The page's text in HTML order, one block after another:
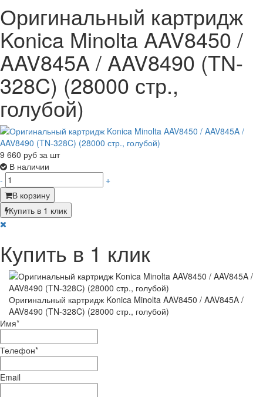
Оригинальный картридж
Konica Minolta AAV8450 /
AAV845A / AAV8490 (TN-
328C) (28000 стр.,
голубой)
9 660 руб за шт
В наличии
-
+
В корзину
Купить в 1 клик
Купить в 1 клик
Оригинальный картридж Konica Minolta AAV8450 / AAV845A /
AAV8490 (TN-328C) (28000 стр., голубой)
Имя*
Телефон*
Email